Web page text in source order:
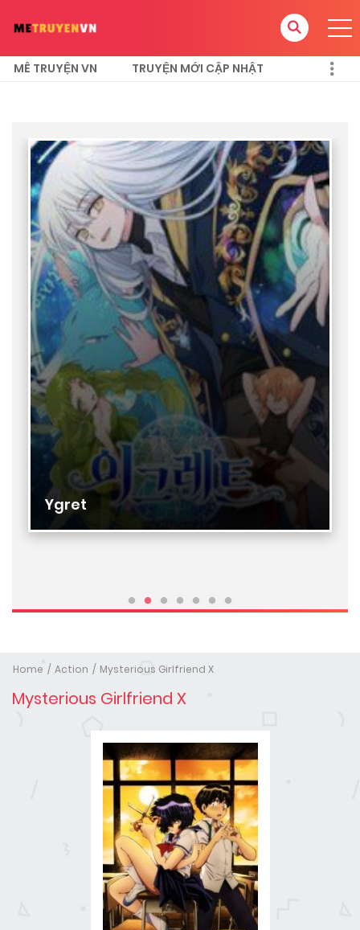
MÊ TRUYỆN VN TRUYỆN MỚI CẬP NHẬT
Ygret
Home Action Mysterious Girlfriend X
Mysterious Girlfriend X